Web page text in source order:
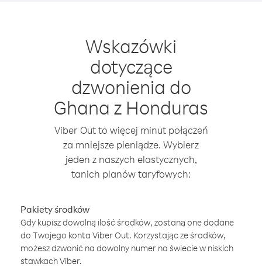
Wskazówki
dotyczące
dzwonienia do
Ghana z Honduras
Viber Out to więcej minut połączeń
za mniejsze pieniądze. Wybierz
jeden z naszych elastycznych,
tanich planów taryfowych:
Pakiety środków
Gdy kupisz dowolną ilość środków, zostaną one dodane
do Twojego konta Viber Out. Korzystając ze środków,
możesz dzwonić na dowolny numer na świecie w niskich
stawkach Viber.